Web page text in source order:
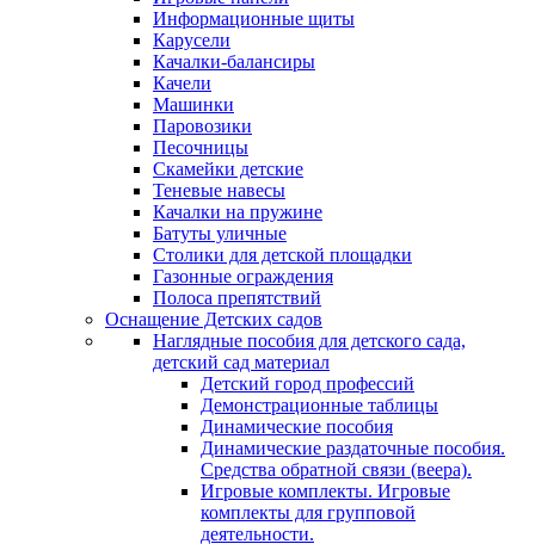
Информационные щиты
Карусели
Качалки-балансиры
Качели
Машинки
Паровозики
Песочницы
Скамейки детские
Теневые навесы
Качалки на пружине
Батуты уличные
Столики для детской площадки
Газонные ограждения
Полоса препятствий
Оснащение Детских садов
Наглядные пособия для детского сада,
детский сад материал
Детский город профессий
Демонстрационные таблицы
Динамические пособия
Динамические раздаточные пособия.
Средства обратной связи (веера).
Игровые комплекты. Игровые
комплекты для групповой
деятельности.